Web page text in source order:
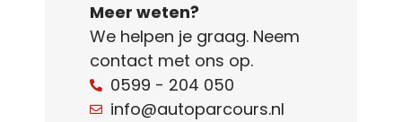
Meer weten?
We helpen je graag. Neem
contact met ons op.
0599 - 204 050
info@autoparcours.nl